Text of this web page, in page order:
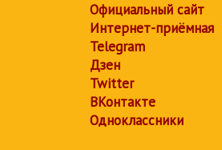
Официальный сайт
Интернет-приёмная
Telegram
Дзен
Twitter
ВКонтакте
Одноклассники